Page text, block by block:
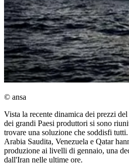
© ansa
Vista la recente dinamica dei prezzi
dei grandi Paesi produttori si sono
trovare una soluzione che soddisfi
Arabia Saudita, Venezuela e Qatar
produzione ai livelli di gennaio, una
dall'Iran nelle ultime ore.